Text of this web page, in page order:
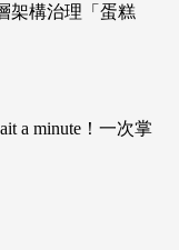
架構治理「蛋糕
a minute！一次掌